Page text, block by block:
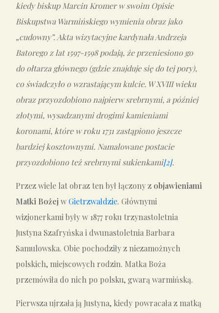
kiedy biskup Marcin Kromer w swoim Opisie
Biskupstwa Warmińskiego wymienia obraz jako
„cudowny”. Akta wizytacyjne kardynała Andrzeja
Batorego z lat 1597-1598 podają, że przeniesiono go
do ołtarza głównego (gdzie znajduje się do tej pory),
co świadczyło o wzrastającym kulcie. W XVIII wieku
obraz przyozdobiono najpierw srebrnymi, a później
złotymi, wysadzanymi drogimi kamieniami
koronami, które w roku 1731 zastąpiono jeszcze
bardziej kosztownymi. Namalowane postacie
przyozdobiono też srebrnymi sukienkami[2].
Przez wiele lat obraz ten był łączony z objawieniami
Matki Bożej w Gietrzwałdzie. Głównymi
wizjonerkami były w 1877 roku trzynastoletnia
Justyna Szafryńska i dwunastoletnia Barbara
Samulowska. Obie pochodziły z niezamożnych
polskich, miejscowych rodzin. Matka Boża
przemówiła do nich po polsku, gwarą warmińską.
Pierwsza ujrzała ją Justyna, kiedy powracała z matką